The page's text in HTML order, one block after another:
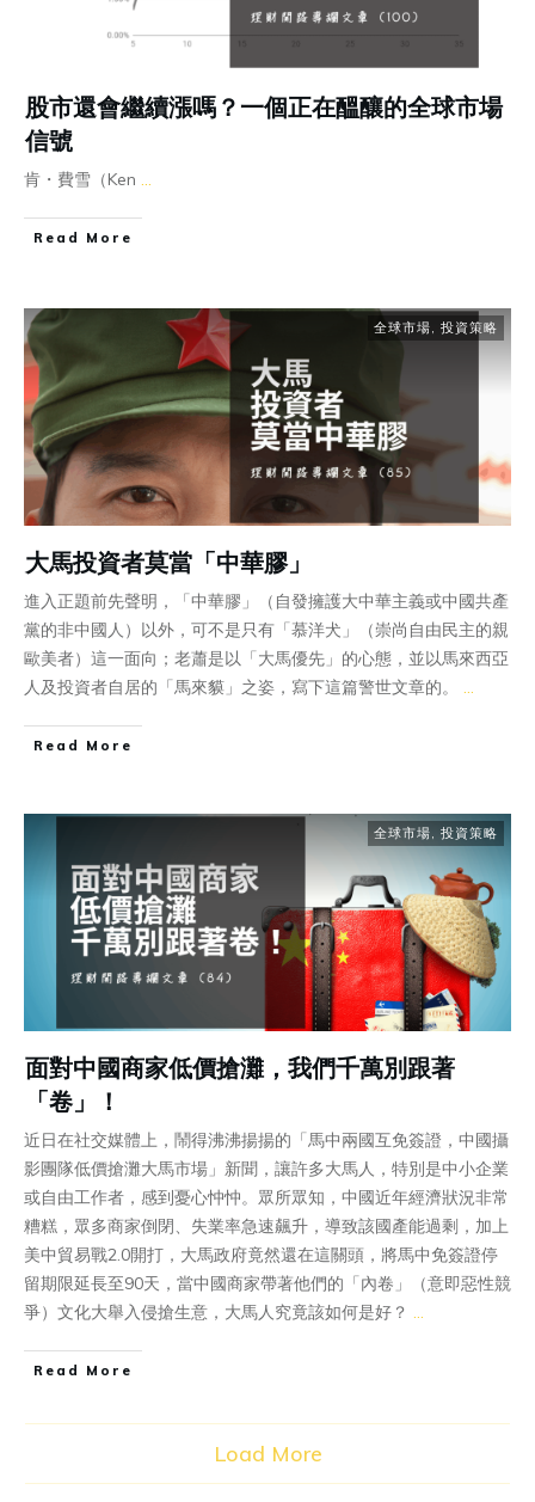
股市還會繼續漲嗎？一個正在醞釀的全球市場
信號
肯・費雪（Ken ...
Read More
全球市場, 投資策略
大馬投資者莫當「中華膠」
進入正題前先聲明，「中華膠」（自發擁護大中華主義或中國共產
黨的非中國人）以外，可不是只有「慕洋犬」（崇尚自由民主的親
歐美者）這一面向；老蕭是以「大馬優先」的心態，並以馬來西亞
人及投資者自居的「馬來貘」之姿，寫下這篇警世文章的。 ...
Read More
全球市場, 投資策略
面對中國商家低價搶灘，我們千萬別跟著
「卷」！
近日在社交媒體上，鬧得沸沸揚揚的「馬中兩國互免簽證，中國攝
影團隊低價搶灘大馬市場」新聞，讓許多大馬人，特別是中小企業
或自由工作者，感到憂心忡忡。眾所眾知，中國近年經濟狀況非常
糟糕，眾多商家倒閉、失業率急速飆升，導致該國產能過剩，加上
美中貿易戰2.0開打，大馬政府竟然還在這關頭，將馬中免簽證停
留期限延長至90天，當中國商家帶著他們的「內卷」（意即惡性競
爭）文化大舉入侵搶生意，大馬人究竟該如何是好？ ...
Read More
Load More